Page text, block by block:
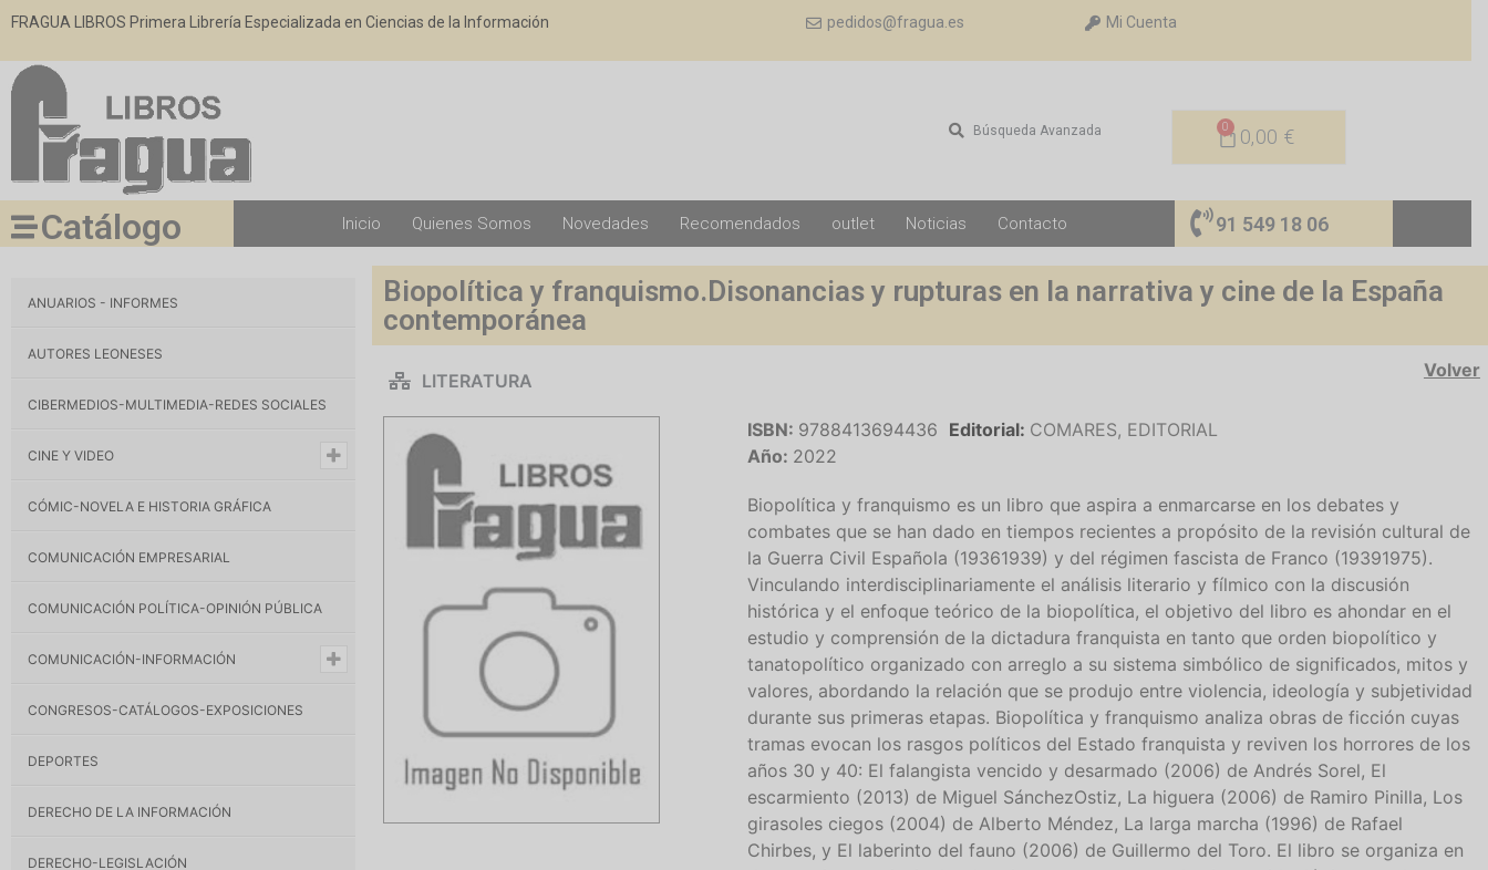
FRAGUA LIBROS Primera Librería Especializada en Ciencias de la Información pedidos@fragua.es Mi Cuenta
Búsqueda Avanzada 0,00 €
0
Catálogo Inicio Quienes Somos Novedades Recomendados outlet Noticias Contacto 91 549 18 06
ANUARIOS - INFORMES
AUTORES LEONESES
CIBERMEDIOS-MULTIMEDIA-REDES SOCIALES
CINE Y VIDEO
CÓMIC-NOVELA E HISTORIA GRÁFICA
COMUNICACIÓN EMPRESARIAL
COMUNICACIÓN POLÍTICA-OPINIÓN PÚBLICA
COMUNICACIÓN-INFORMACIÓN
CONGRESOS-CATÁLOGOS-EXPOSICIONES
DEPORTES
DERECHO DE LA INFORMACIÓN
DERECHO-LEGISLACIÓN
Biopolítica y franquismo.Disonancias y rupturas en la narrativa y cine de la España
contemporánea
LITERATURA Volver
ISBN: 9788413694436 Editorial: COMARES, EDITORIAL
Año: 2022
Biopolítica y franquismo es un libro que aspira a enmarcarse en los debates y
combates que se han dado en tiempos recientes a propósito de la revisión cultural de
la Guerra Civil Española (19361939) y del régimen fascista de Franco (19391975).
Vinculando interdisciplinariamente el análisis literario y fílmico con la discusión
histórica y el enfoque teórico de la biopolítica, el objetivo del libro es ahondar en el
estudio y comprensión de la dictadura franquista en tanto que orden biopolítico y
tanatopolítico organizado con arreglo a su sistema simbólico de significados, mitos y
valores, abordando la relación que se produjo entre violencia, ideología y subjetividad
durante sus primeras etapas. Biopolítica y franquismo analiza obras de ficción cuyas
tramas evocan los rasgos políticos del Estado franquista y reviven los horrores de los
años 30 y 40: El falangista vencido y desarmado (2006) de Andrés Sorel, El
escarmiento (2013) de Miguel SánchezOstiz, La higuera (2006) de Ramiro Pinilla, Los
girasoles ciegos (2004) de Alberto Méndez, La larga marcha (1996) de Rafael
Chirbes, y El laberinto del fauno (2006) de Guillermo del Toro. El libro se organiza en